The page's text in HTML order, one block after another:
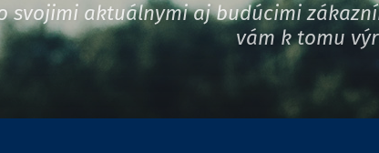
svojimi aktuálnymi aj budúcimi
vám k tomu